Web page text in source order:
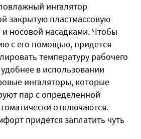
ингалятор
закрытую пластмассовую
и носовой насадками. Чтобы
с его помощью, придется
температуру рабочего
в использовании
ингаляторы, которые
пар с определенной
отключаются.
придется заплатить чуть